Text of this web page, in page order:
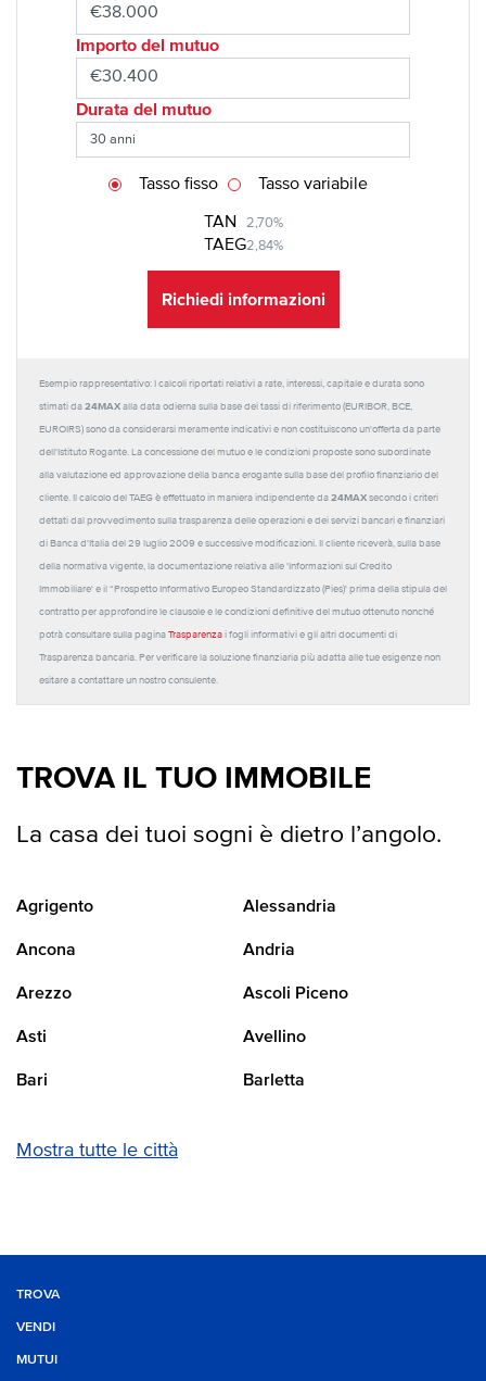
Importo del mutuo
Durata del mutuo
TAN 2,70%
TAEG2,84%
Tasso fisso Tasso variabile
Richiedi informazioni
Esempio rappresentativo: I calcoli riportati relativi a rate, interessi, capitale e durata sono
stimati da 24MAX alla data odierna sulla base dei tassi di riferimento (EURIBOR, BCE,
EUROIRS) sono da considerarsi meramente indicativi e non costituiscono un'offerta da parte
dell'Istituto Rogante. La concessione del mutuo e le condizioni proposte sono subordinate
alla valutazione ed approvazione della banca erogante sulla base del profilo finanziario del
cliente. Il calcolo del TAEG è effettuato in maniera indipendente da 24MAX secondo i criteri
dettati dal provvedimento sulla trasparenza delle operazioni e dei servizi bancari e finanziari
di Banca d'Italia del 29 luglio 2009 e successive modificazioni. Il cliente riceverà, sulla base
della normativa vigente, la documentazione relativa alle 'Informazioni sul Credito
Immobiliare' e il “Prospetto Informativo Europeo Standardizzato (Pies)' prima della stipula del
contratto per approfondire le clausole e le condizioni definitive del mutuo ottenuto nonché
potrà consultare sulla pagina Trasparenza i fogli informativi e gli altri documenti di
Trasparenza bancaria. Per verificare la soluzione finanziaria più adatta alle tue esigenze non
esitare a contattare un nostro consulente.
TROVA IL TUO IMMOBILE
La casa dei tuoi sogni è dietro l’angolo.
Agrigento Alessandria
Ancona Andria
Arezzo Ascoli Piceno
Asti Avellino
Bari Barletta
Mostra tutte le città
TROVA
VENDI
MUTUI